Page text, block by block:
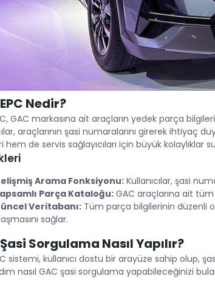
Nedir?
GAC markasına ait araçların yedek parça
araçlarının şasi numaralarını girerek ihtiyaç
hem de servis sağlayıcıları için büyük kolaylıklar
Arama Fonksiyonu:Kullanıcılar, şasi
Parça Kataloğu:GAC araçlarına ait tüm
Veritabanı:Tüm parça bilgilerinin düzenli
sağlar.
Sorgulama Nasıl Yapılır?
sistemi, kullanıcı dostu bir arayüze sahip olup,
nasıl GAC şasi sorgulama yapabileceğinizi